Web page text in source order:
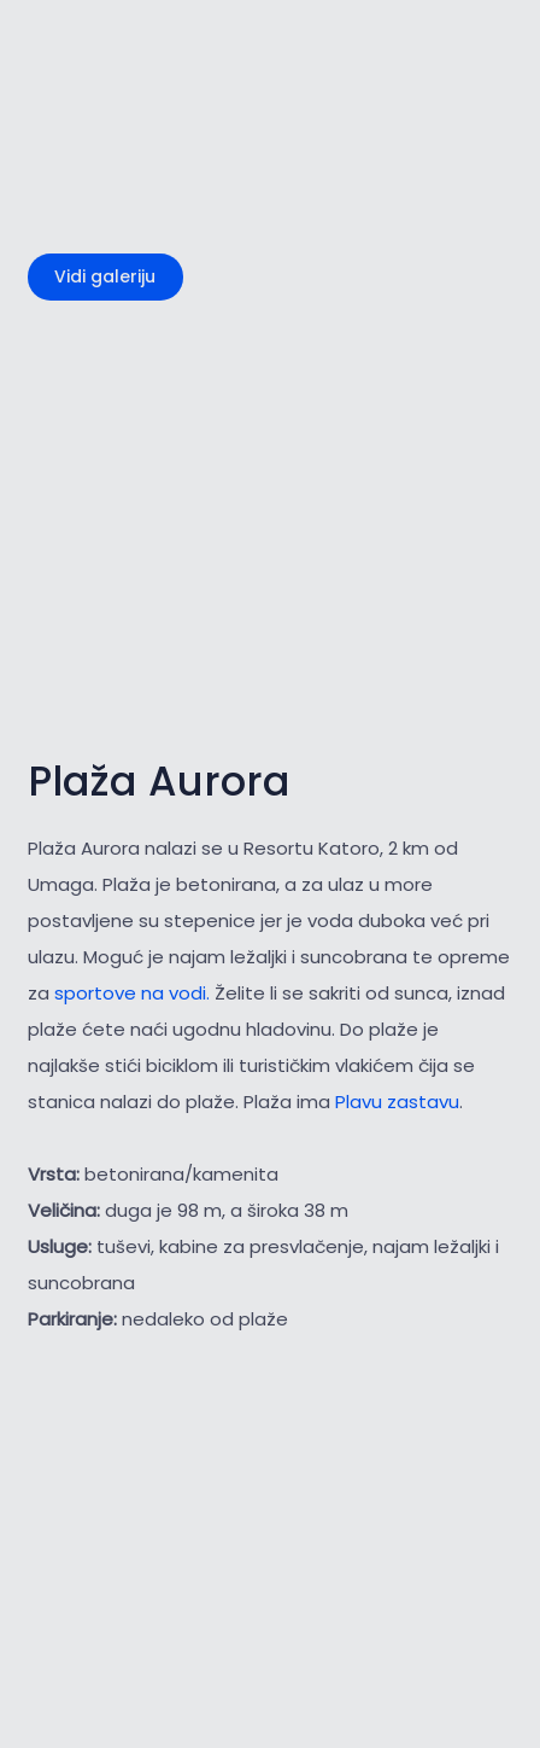
Vidi galeriju
Plaža Aurora
Plaža Aurora nalazi se u Resortu Katoro, 2 km od
Umaga. Plaža je betonirana, a za ulaz u more
postavljene su stepenice jer je voda duboka već pri
ulazu. Moguć je najam ležaljki i suncobrana te opreme
za sportove na vodi. Želite li se sakriti od sunca, iznad
plaže ćete naći ugodnu hladovinu. Do plaže je
najlakše stići biciklom ili turističkim vlakićem čija se
stanica nalazi do plaže. Plaža ima Plavu zastavu.
Vrsta:betonirana/kamenita
Veličina:duga je 98 m, a široka 38 m
Usluge: tuševi, kabine za presvlačenje, najam ležaljki i
suncobrana
Parkiranje:nedaleko od plaže